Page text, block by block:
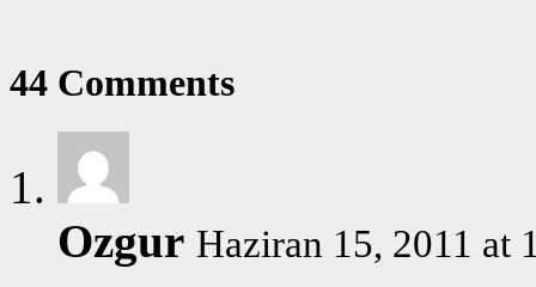
44 Comments
Ozgur Haziran 15, 2011 at